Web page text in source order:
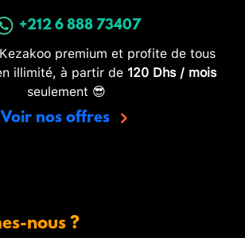
+212 6 888 73407
premium et profite de tous
illimité, à partir de 120 Dhs / mois
seulement 😎
Voir nos offres
nous ?